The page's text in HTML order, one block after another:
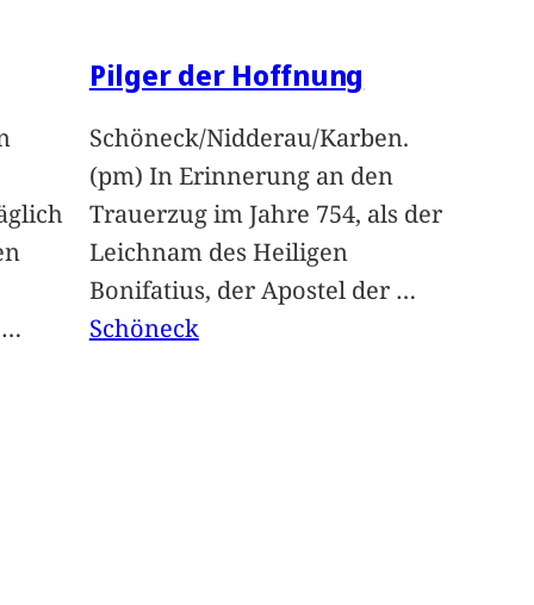
…
Pilger der Hoffnung
Schöneck/Nidderau/Karben.
(pm) In Erinnerung an den
Trauerzug im Jahre 754, als der
Leichnam des Heiligen
Bonifatius, der Apostel der …
Schöneck